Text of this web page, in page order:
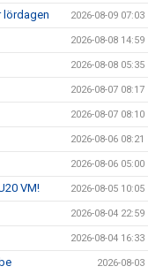
lördagen 2026-08-09 07:03
2026-08-08 14:59
2026-08-08 05:35
2026-08-07 08:17
2026-08-07 08:10
2026-08-06 08:21
2026-08-06 05:00
VM! 2026-08-05 10:05
2026-08-04 22:59
2026-08-04 16:33
2026-08-03